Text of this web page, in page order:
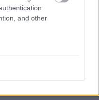
and other